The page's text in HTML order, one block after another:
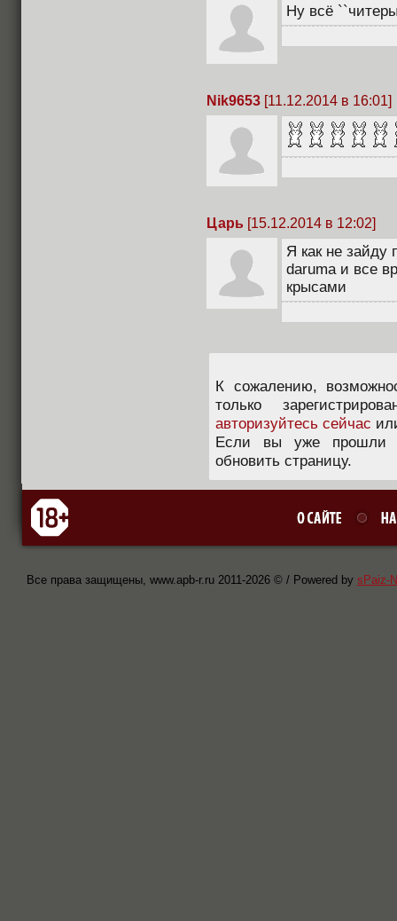
Ну всё
Nik9653 [11.12.2014 в 16:01]
Царь [15.12.2014 в 12:02]
Я как не зайду
daruma и все
крысами
К сожалению,
только
авторизуйтесь сейчас
Если вы уже прошли
обновить страницу.
Все права защищены, www.apb-r.ru 2011-2026 © / Powered by sPaiz-